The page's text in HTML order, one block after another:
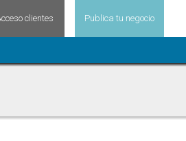
Publica tu negocio
clientes